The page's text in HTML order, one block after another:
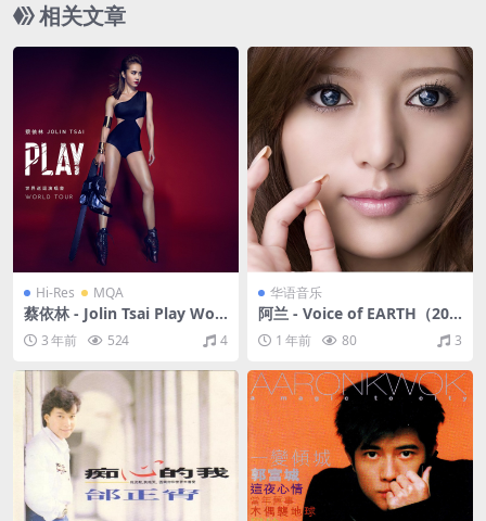
相关文章
Hi-Res MQA
蔡依林 - Jolin Tsai Play Worl
d Tour (Live)（2018/FLAC/
分轨/1.37G）(MQA/24bit/48
kHz)
3 年前 524 4
华语音乐
阿兰 - Voice of EARTH（200
9/FLAC/分轨/496M）
1 年前 80 3